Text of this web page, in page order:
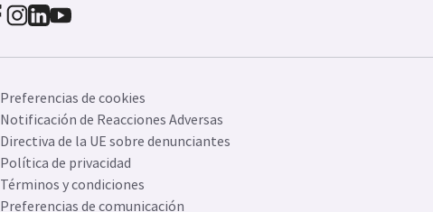
Preferencias de cookies
Notificación de Reacciones Adversas
Directiva de la UE sobre denunciantes
Política de privacidad
Términos y condiciones
Preferencias de comunicación